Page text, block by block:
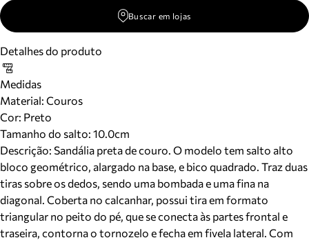
Buscar em lojas
Detalhes do produto
Medidas
Material: Couros
Cor: Preto
Tamanho do salto: 10.0cm
Descrição: Sandália preta de couro. O modelo tem salto alto
bloco geométrico, alargado na base, e bico quadrado. Traz duas
tiras sobre os dedos, sendo uma bombada e uma fina na
diagonal. Coberta no calcanhar, possui tira em formato
triangular no peito do pé, que se conecta às partes frontal e
traseira, contorna o tornozelo e fecha em fivela lateral. Com